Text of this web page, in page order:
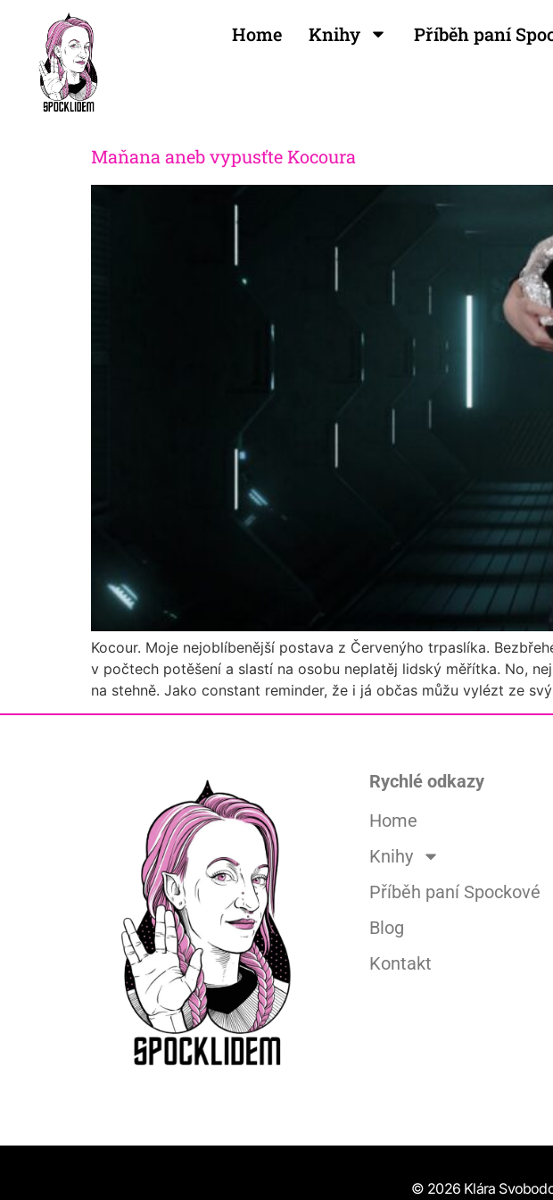
Home Knihy Příběh paní
Maňana aneb vypusťte Kocoura
Kocour. Moje nejoblíbenější postava z Červenýho trpaslíka.
v počtech potěšení a slastí na osobu neplatěj lidský měřítka. No,
na stehně. Jako constant reminder, že i já občas můžu vylézt ze
Rychlé odkazy
Home
Knihy
Příběh paní Spockové
Blog
Kontakt
© 2026 Klára